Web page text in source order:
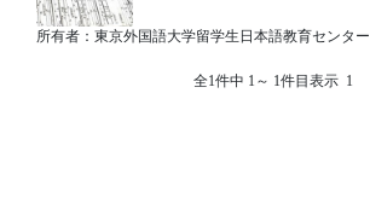
所有者：東京外国語大学留学生日本語教育センター
全1件中 1～ 1件目表示 1